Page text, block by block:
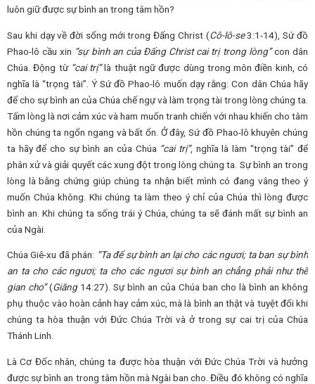
luôn giữ được sự bình an trong tâm hồn?
Sau khi dạy về đời sống mới trong Đấng Christ (Cô-lô-se3:1-14), Sứ đồ
Phao-lô cầu xin “sự bình an của Đấng Christ cai trị trong lòng”con dân
Chúa. Động từ “cai trị”là thuật ngữ được dùng trong môn điền kinh, có
nghĩa là “trọng tài”. Ý Sứ đồ Phao-lô muốn dạy rằng: Con dân Chúa hãy
để cho sự bình an của Chúa chế ngự và làm trọng tài trong lòng chúng ta.
Tấm lòng là nơi cảm xúc và ham muốn tranh chiến với nhau khiến cho tâm
hồn chúng ta ngổn ngang và bất ổn. Ở đây, Sứ đồ Phao-lô khuyên chúng
ta hãy để cho sự bình an của Chúa “cai trị”, nghĩa là làm “trọng tài” để
phân xử và giải quyết các xung đột trong lòng chúng ta. Sự bình an trong
lòng là bằng chứng giúp chúng ta nhận biết mình có đang vâng theo ý
muốn Chúa không. Khi chúng ta làm theo ý chỉ của Chúa thì lòng được
bình an. Khi chúng ta sống trái ý Chúa, chúng ta sẽ đánh mất sự bình an
của Ngài.
Chúa Giê-xu đã phán: “Ta để sự bình an lại cho các ngươi; ta ban sự bình
an ta cho các ngươi; ta cho các ngươi sự bình an chẳng phải như thế
gian cho”(Giăng14:27). Sự bình an của Chúa ban cho là bình an không
phụ thuộc vào hoàn cảnh hay cảm xúc, mà là bình an thật và tuyệt đối khi
chúng ta hòa thuận với Đức Chúa Trời và ở trong sự cai trị của Chúa
Thánh Linh.
Là Cơ Đốc nhân, chúng ta được hòa thuận với Đức Chúa Trời và hưởng
được sự bình an trong tâm hồn mà Ngài ban cho. Điều đó không có nghĩa